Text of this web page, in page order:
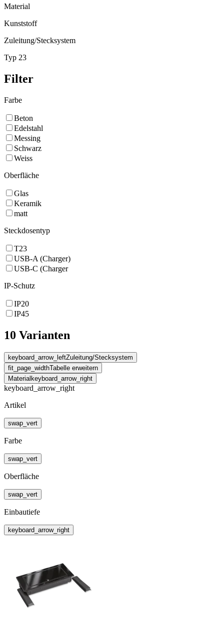
Material
Kunststoff
Zuleitung/Stecksystem
Typ 23
Filter
Farbe
Beton
Edelstahl
Messing
Schwarz
Weiss
Oberfläche
Glas
Keramik
matt
Steckdosentyp
T23
USB-A (Charger)
USB-C (Charger
IP-Schutz
IP20
IP45
10 Varianten
keyboard_arrow_leftZuleitung/Stecksystem
fit_page_widthTabelle erweitern
Material keyboard_arrow_right
keyboard_arrow_right
Artikel
swap_vert
Farbe
swap_vert
Oberfläche
swap_vert
Einbautiefe
keyboard_arrow_right